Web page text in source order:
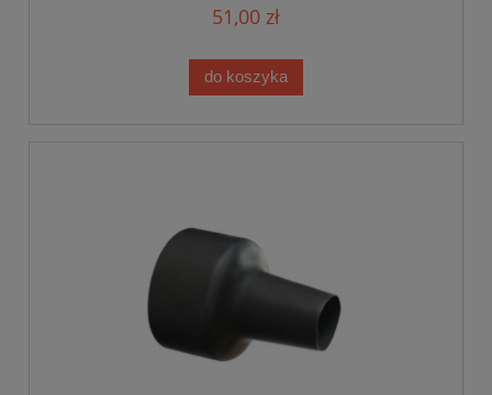
51,00 zł
do koszyka